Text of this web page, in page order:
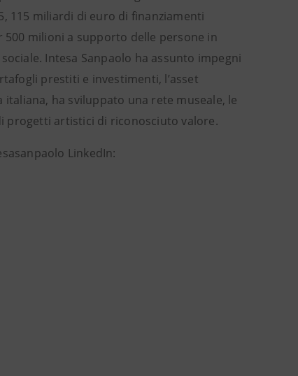
115 miliardi di euro di finanziamenti
milioni a supporto delle persone in
Intesa Sanpaolo ha assunto impegni
prestiti e investimenti, l’asset
ha sviluppato una rete museale, le
progetti artistici di riconosciuto valore.
LinkedIn: